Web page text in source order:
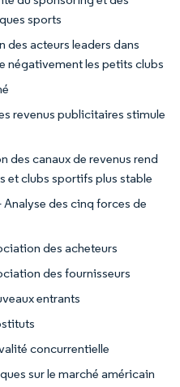
sports
des acteurs leaders dans
négativement les petits clubs
revenus publicitaires stimule
des canaux de revenus rend
et clubs sportifs plus stable
des cinq forces de
des acheteurs
des fournisseurs
entrants
concurrentielle
sur le marché américain